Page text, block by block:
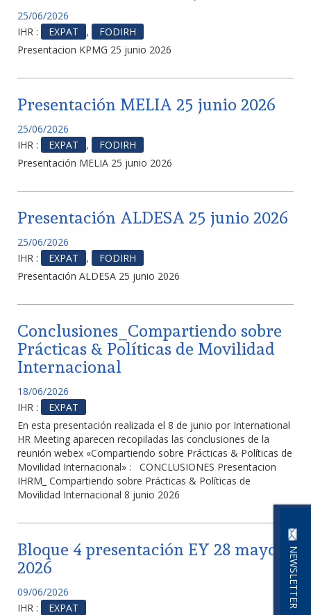
NEWSLETTER
25/06/2026
IHR :
EXPAT ,
FODIRH
Presentacion KPMG 25 junio 2026
Presentación MELIA 25 junio 2026
25/06/2026
IHR :
EXPAT ,
FODIRH
Presentación MELIA 25 junio 2026
Presentación ALDESA 25 junio 2026
25/06/2026
IHR :
EXPAT ,
FODIRH
Presentación ALDESA 25 junio 2026
Conclusiones_Compartiendo sobre
Prácticas & Políticas de Movilidad
Internacional
18/06/2026
IHR :
EXPAT
En esta presentación realizada el 8 de junio por International
HR Meeting aparecen recopiladas las conclusiones de la
reunión webex «Compartiendo sobre Prácticas & Políticas de
Movilidad Internacional» : CONCLUSIONES Presentacion
IHRM_ Compartiendo sobre Prácticas & Políticas de
Movilidad Internacional 8 junio 2026
Bloque 4 presentación EY 28 mayo
2026
09/06/2026
IHR :
EXPAT